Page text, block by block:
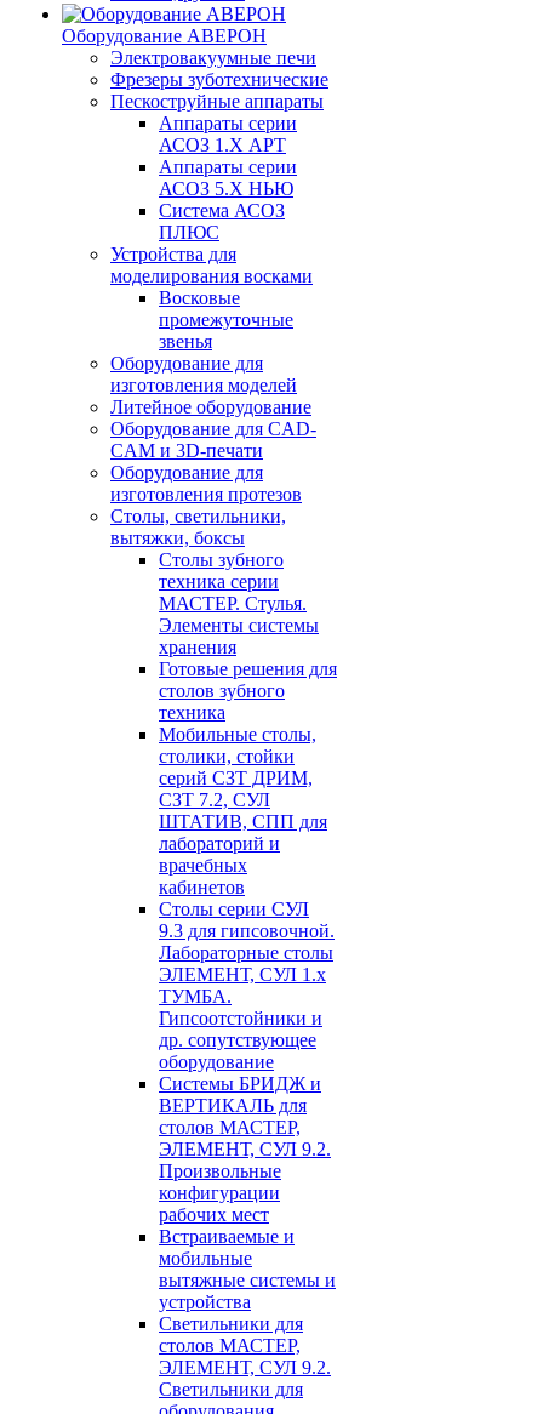
Оборудование АВЕРОН
Электровакуумные печи
Фрезеры зуботехнические
Пескоструйные аппараты
Аппараты серии
АСОЗ 1.Х АРТ
Аппараты серии
АСОЗ 5.Х НЬЮ
Система АСОЗ
ПЛЮС
Устройства для
моделирования восками
Восковые
промежуточные
звенья
Оборудование для
изготовления моделей
Литейное оборудование
Оборудование для CAD-
CAM и 3D-печати
Оборудование для
изготовления протезов
Cтолы, светильники,
вытяжки, боксы
Столы зубного
техника серии
МАСТЕР. Стулья.
Элементы системы
хранения
Готовые решения для
столов зубного
техника
Мобильные столы,
столики, стойки
серий СЗТ ДРИМ,
СЗТ 7.2, СУЛ
ШТАТИВ, СПП для
лабораторий и
врачебных
кабинетов
Столы серии СУЛ
9.3 для гипсовочной.
Лабораторные столы
ЭЛЕМЕНТ, СУЛ 1.х
ТУМБА.
Гипсоотстойники и
др. сопутствующее
оборудование
Системы БРИДЖ и
ВЕРТИКАЛЬ для
столов МАСТЕР,
ЭЛЕМЕНТ, СУЛ 9.2.
Произвольные
конфигурации
рабочих мест
Встраиваемые и
мобильные
вытяжные системы и
устройства
Светильники для
столов МАСТЕР,
ЭЛЕМЕНТ, СУЛ 9.2.
Светильники для